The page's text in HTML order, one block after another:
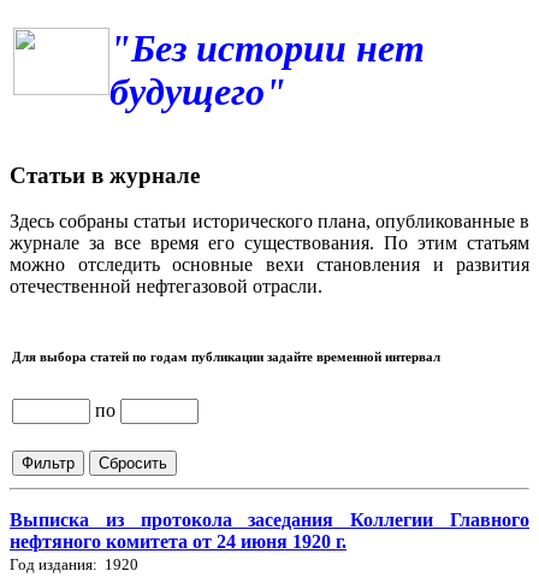
"Без истории нет
будущего"
Статьи в журнале
Здесь собраны статьи исторического плана, опубликованные в
журнале за все время его существования. По этим статьям
можно отследить основные вехи становления и развития
отечественной нефтегазовой отрасли.
Для выбора статей по годам публикации задайте временной интервал
по
Выписка из протокола заседания Коллегии Главного
нефтяного комитета от 24 июня 1920 г.
Год издания: 1920